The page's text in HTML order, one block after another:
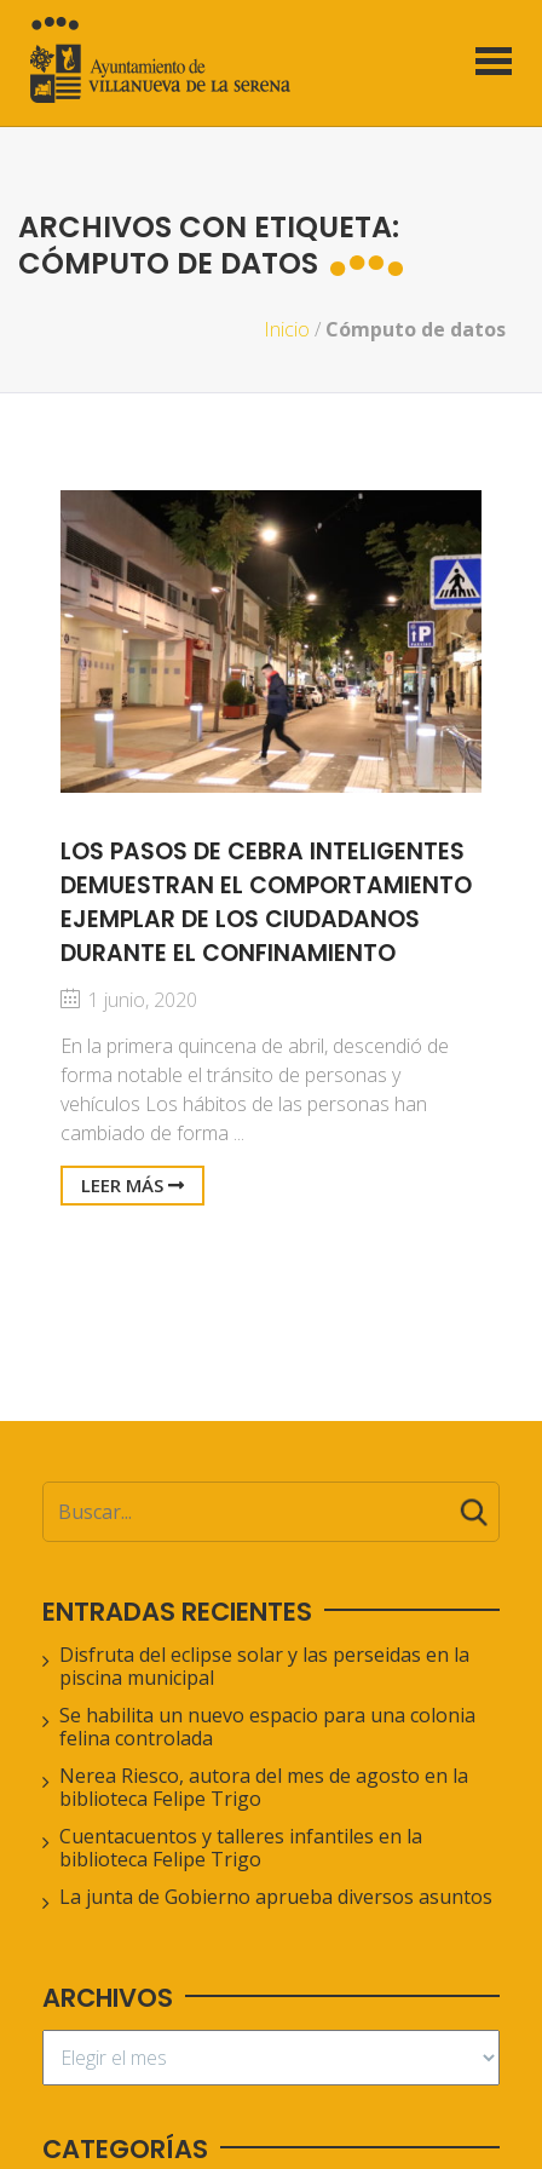
ARCHIVOS CON ETIQUETA:
CÓMPUTO DE DATOS
Inicio / Cómputo de datos
LOS PASOS DE CEBRA INTELIGENTES
DEMUESTRAN EL COMPORTAMIENTO
EJEMPLAR DE LOS CIUDADANOS
DURANTE EL CONFINAMIENTO
1 junio, 2020
En la primera quincena de abril, descendió de
forma notable el tránsito de personas y
vehículos Los hábitos de las personas han
cambiado de forma ...
LEER MÁS
ENTRADAS RECIENTES
Disfruta del eclipse solar y las perseidas en la
piscina municipal
Se habilita un nuevo espacio para una colonia
felina controlada
Nerea Riesco, autora del mes de agosto en la
biblioteca Felipe Trigo
Cuentacuentos y talleres infantiles en la
biblioteca Felipe Trigo
La junta de Gobierno aprueba diversos asuntos
ARCHIVOS
CATEGORÍAS